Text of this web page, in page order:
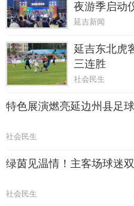
夜游季启动
延吉新闻
延吉东北虎
三连胜
社会民生
特色展演燃亮延边州县足
社会民生
绿茵见温情！主客场球迷
社会民生